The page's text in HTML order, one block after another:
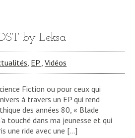
by Leksa
EP. ,Vidéos
Fiction ou pour ceux qui
à travers un EP qui rend
des années 80, « Blade
touché dans ma jeunesse et qui
une ride avec une […]